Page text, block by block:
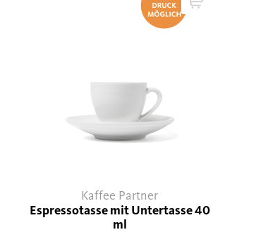
Kaffee Partner
Espressotasse mit Untertasse 40
ml